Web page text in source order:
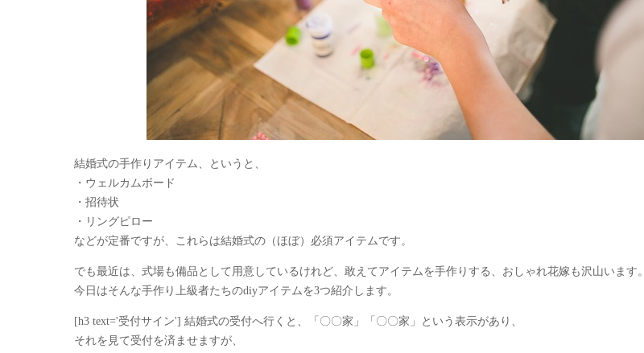
結婚式の手作りアイテム、というと、
・ウェルカムボード
・招待状
・リングピロー
などが定番ですが、これらは結婚式の（ほぼ）必須アイテムです。
でも最近は、式場も備品として用意しているけれど、敢えてアイテムを手作りする、おしゃれ花嫁も沢山います。
今日はそんな手作り上級者たちのdiyアイテムを3つ紹介します。
[h3 text='受付サイン'] 結婚式の受付へ行くと、「〇〇家」「〇〇家」という表示があり、
それを見て受付を済ませますが、